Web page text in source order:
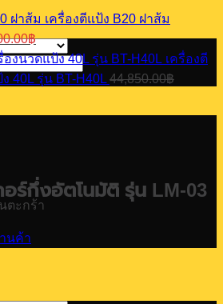
ตะกร้า
นค้า
฿.
เครื่องตีแป้ง​ B20 ฝาส้ม
฿.
฿
price
is:
28,700.00฿.
เครื่องตี
40L รุ่น BT-H40L 44,850.00฿
ร์กึ่งอัตโนมัติ รุ่น LM-03